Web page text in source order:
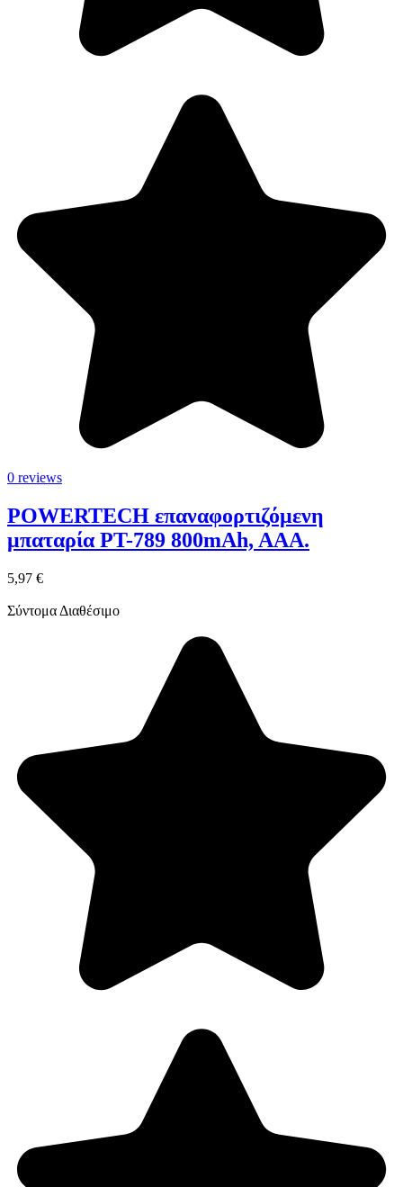
0 reviews
POWERTECH επαναφορτιζόμενη
μπαταρία PT-789 800mAh, AAΑ.
5,97 €
Σύντομα Διαθέσιμο